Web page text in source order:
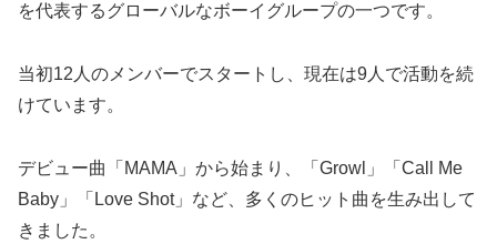
を代表するグローバルなボーイグループの一つです。
当初12人のメンバーでスタートし、現在は9人で活動を続
けています。
デビュー曲「MAMA」から始まり、「Growl」「Call Me
Baby」「Love Shot」など、多くのヒット曲を生み出して
きました。